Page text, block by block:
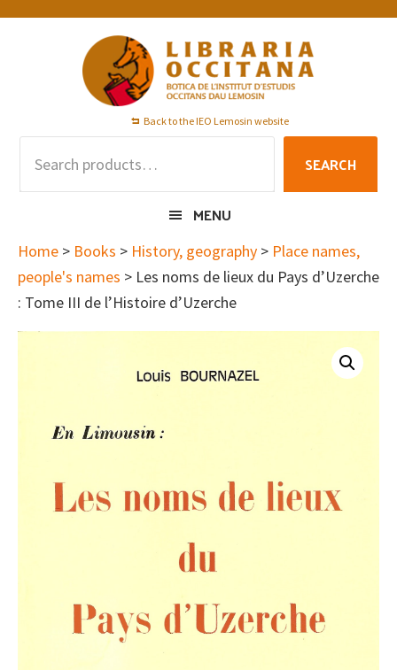
Skip
Skip
Skip
Back to the IEO Lemosin website
SEARCH
MENU
Home > Books > History, geography > Place names,
people's names > Les noms de lieux du Pays d’Uzerche
: Tome III de l’Histoire d’Uzerche